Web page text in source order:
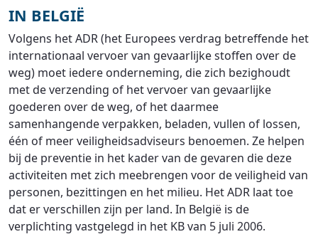
IN BELGIË
Volgens het ADR (het Europees verdrag betreffende het
internationaal vervoer van gevaarlijke stoffen over de
weg) moet iedere onderneming, die zich bezighoudt
met de verzending of het vervoer van gevaarlijke
goederen over de weg, of het daarmee
samenhangende verpakken, beladen, vullen of lossen,
één of meer veiligheidsadviseurs benoemen. Ze helpen
bij de preventie in het kader van de gevaren die deze
activiteiten met zich meebrengen voor de veiligheid van
personen, bezittingen en het milieu. Het ADR laat toe
dat er verschillen zijn per land. In België is de
verplichting vastgelegd in het KB van 5 juli 2006.